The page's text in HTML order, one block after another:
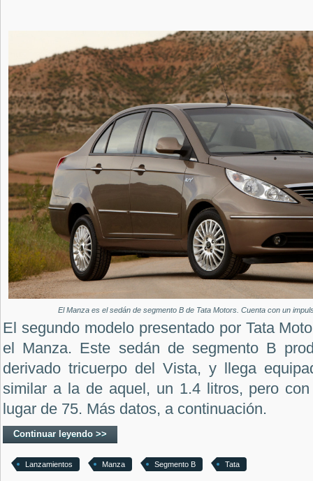
El Manza es el sedán de segmento B de Tata Motors. Cuenta con un
El segundo modelo presentado por Tata
el Manza. Este sedán de segmento B
derivado tricuerpo del Vista, y llega
similar a la de aquel, un 1.4 litros, pero
lugar de 75. Más datos, a continuación.
Continuar leyendo >>
Lanzamientos Manza Segmento B Tata